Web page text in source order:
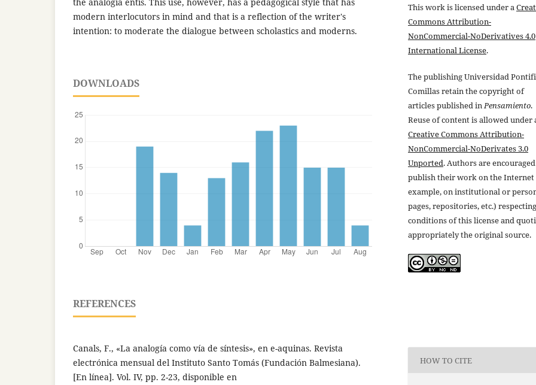
the analogia entis. This use, however, has a pedagogical style that has
modern interlocutors in mind and that is a reflection of the writer's
intention: to moderate the dialogue between scholastics and moderns.
DOWNLOADS
REFERENCES
Canals, F., «La analogía como vía de síntesis», en e-aquinas. Revista
electrónica mensual del Instituto Santo Tomás (Fundación Balmesiana).
[En línea]. Vol. IV, pp. 2-23, disponible en
This work is licensed under a
Commons Attribution-
NonCommercial-NoDerivatives 4.0
International License.
The publishing Universidad
Comillas retain the copyright of
articles published inPensamiento.
Reuse of content is allowed under
Creative Commons Attribution-
NonCommercial-NoDerivates 3.0
Unported. Authors are
publish their work on the
example, on institutional or
pages, repositories, etc.)
conditions of this license and
appropriately the original source.
HOW TO CITE